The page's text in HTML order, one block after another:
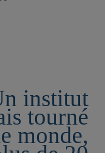
institut
tourné
monde,